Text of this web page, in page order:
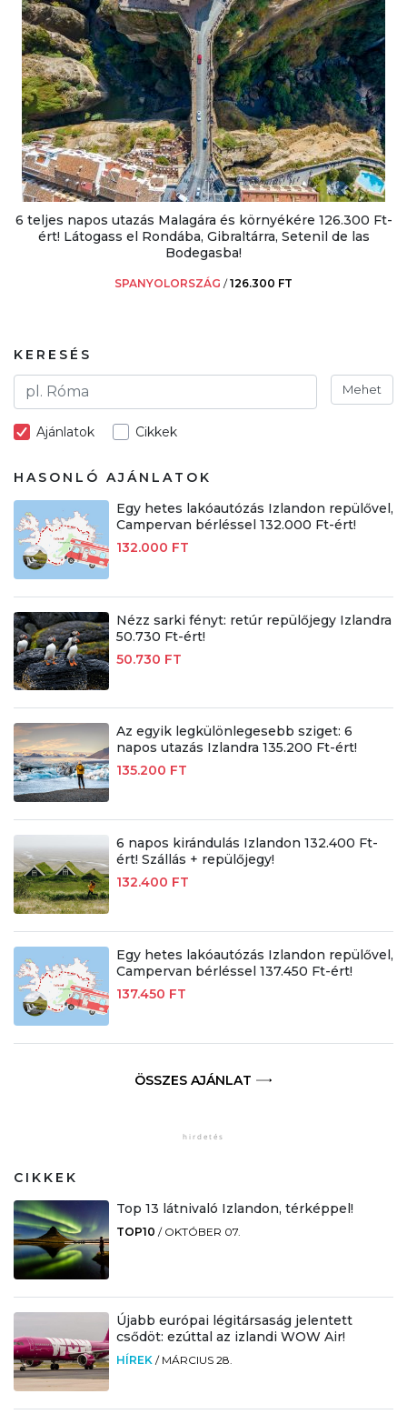
6 teljes napos utazás Malagára és környékére 126.300 Ft-
ért! Látogass el Rondába, Gibraltárra, Setenil de las
Bodegasba!
SPANYOLORSZÁG /126.300 FT
KERESÉS
Mehet
Ajánlatok Cikkek
HASONLÓ AJÁNLATOK
Egy hetes lakóautózás Izlandon repülővel,
Campervan bérléssel 132.000 Ft-ért!
132.000 FT
Nézz sarki fényt: retúr repülőjegy Izlandra
50.730 Ft-ért!
50.730 FT
Az egyik legkülönlegesebb sziget: 6
napos utazás Izlandra 135.200 Ft-ért!
135.200 FT
6 napos kirándulás Izlandon 132.400 Ft-
ért! Szállás + repülőjegy!
132.400 FT
Egy hetes lakóautózás Izlandon repülővel,
Campervan bérléssel 137.450 Ft-ért!
137.450 FT
ÖSSZES AJÁNLAT
CIKKEK
Top 13 látnivaló Izlandon, térképpel!
TOP10 / OKTÓBER 07.
Újabb európai légitársaság jelentett
csődöt: ezúttal az izlandi WOW Air!
HÍREK / MÁRCIUS 28.